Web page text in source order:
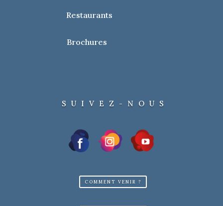
Restaurants
Brochures
SUIVEZ-NOUS
COMMENT VENIR ?